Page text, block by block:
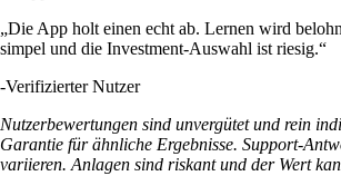
„Die App holt einen echt ab. Lernen wird
simpel und die Investment-Auswahl ist riesig.“
-Verifizierter Nutzer
Nutzerbewertungen sind unvergütet und rein
Garantie für ähnliche Ergebnisse. Support-
variieren. Anlagen sind riskant und der Wert